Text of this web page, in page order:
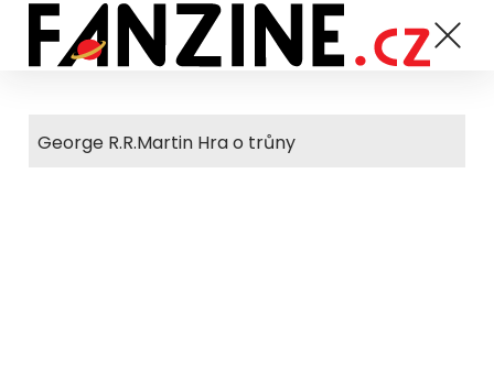
George R.R.Martin Hra o trůny